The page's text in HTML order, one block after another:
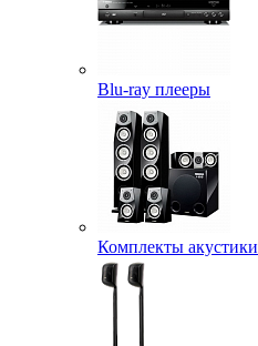
Blu-ray плееры
Комплекты акустики